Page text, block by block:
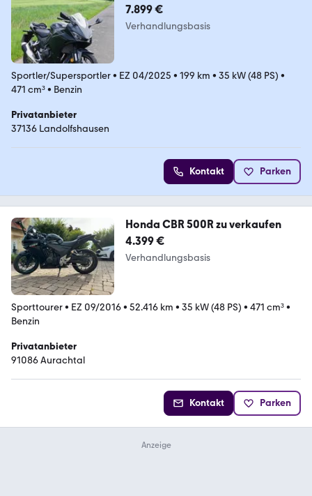
7.899 €
Verhandlungsbasis
Sportler/Supersportler• EZ 04/2025 • 199 km • 35 kW (48 PS) •
471 cm³• Benzin
Privatanbieter
37136 Landolfshausen
Kontakt Parken
Honda CBR 500R zu verkaufen
4.399 €
Verhandlungsbasis
Sporttourer• EZ 09/2016• 52.416 km • 35 kW (48 PS) • 471 cm³•
Benzin
Privatanbieter
91086 Aurachtal
Kontakt Parken